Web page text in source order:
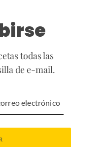
todas las
de e-mail.